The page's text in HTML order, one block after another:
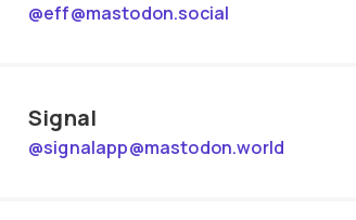
@eff@mastodon.social
Signal
@signalapp@mastodon.world